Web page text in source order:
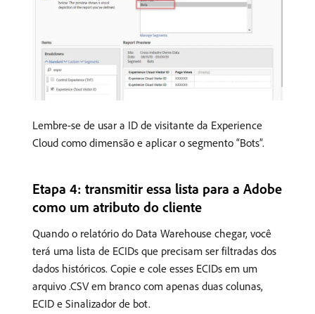
Lembre-se de usar a ID de visitante da Experience
Cloud como dimensão e aplicar o segmento “Bots”.
Etapa 4: transmitir essa lista para a Adobe
como um atributo do cliente
Quando o relatório do Data Warehouse chegar, você
terá uma lista de ECIDs que precisam ser filtradas dos
dados históricos. Copie e cole esses ECIDs em um
arquivo .CSV em branco com apenas duas colunas,
ECID e Sinalizador de bot.